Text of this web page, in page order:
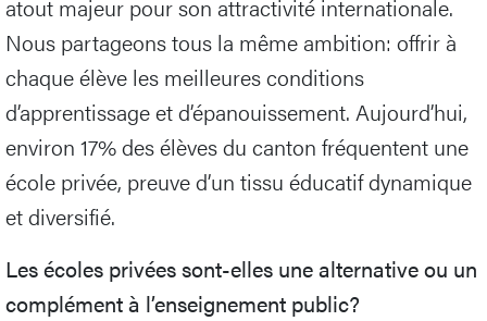
atout majeur pour son attractivité internationale.
Nous partageons tous la même ambition: offrir à
chaque élève les meilleures conditions
d’apprentissage et d’épanouissement. Aujourd’hui,
environ 17% des élèves du canton fréquentent une
école privée, preuve d’un tissu éducatif dynamique
et diversifié.
Les écoles privées sont-elles une alternative ou un
complément à l’enseignement public?